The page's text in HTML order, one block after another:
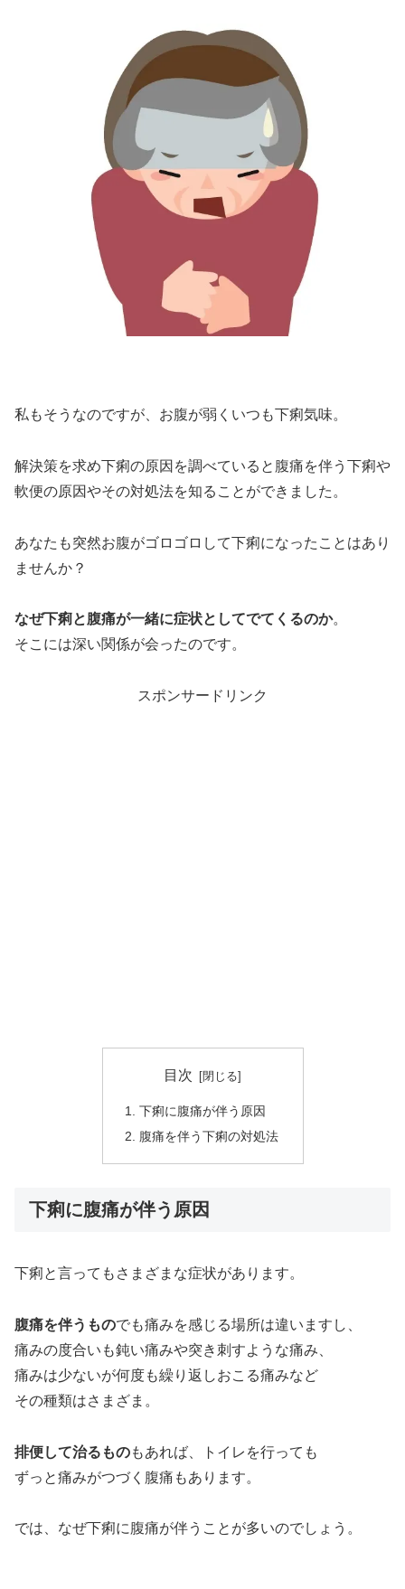
私もそうなのですが、お腹が弱くいつも下痢気味。
解決策を求め下痢の原因を調べていると腹痛を伴う下痢や
軟便の原因やその対処法を知ることができました。
あなたも突然お腹がゴロゴロして下痢になったことはあり
ませんか？
なぜ下痢と腹痛が一緒に症状としてでてくるのか。
そこには深い関係が会ったのです。
スポンサードリンク
目次
下痢に腹痛が伴う原因
腹痛を伴う下痢の対処法
下痢に腹痛が伴う原因
下痢と言ってもさまざまな症状があります。
腹痛を伴うものでも痛みを感じる場所は違いますし、
痛みの度合いも鈍い痛みや突き刺すような痛み、
痛みは少ないが何度も繰り返しおこる痛みなど
その種類はさまざま。
排便して治るものもあれば、トイレを行っても
ずっと痛みがつづく腹痛もあります。
では、なぜ下痢に腹痛が伴うことが多いのでしょう。